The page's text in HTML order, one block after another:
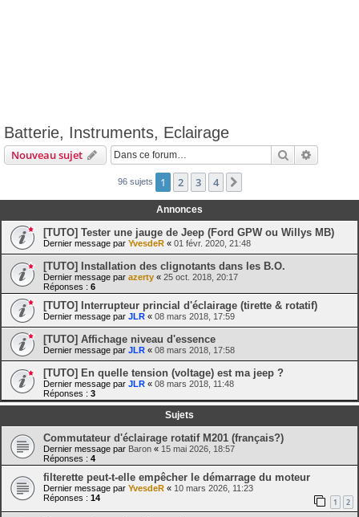
Batterie, Instruments, Eclairage
Nouveau sujet Rechercher
96 sujets 1 2 3 4
Annonces
[TUTO] Tester une jauge de Jeep (Ford GPW ou Willys MB)
Dernier message par YvesdeR « 01 févr. 2020, 21:48
[TUTO] Installation des clignotants dans les B.O.
Dernier message par azerty « 25 oct. 2018, 20:17
Réponses : 6
[TUTO] Interrupteur princial d'éclairage (tirette & rotatif)
Dernier message par JLR « 08 mars 2018, 17:59
[TUTO] Affichage niveau d'essence
Dernier message par JLR « 08 mars 2018, 17:58
[TUTO] En quelle tension (voltage) est ma jeep ?
Dernier message par JLR « 08 mars 2018, 11:48
Réponses : 3
Sujets
Commutateur d'éclairage rotatif M201 (français?)
Dernier message par Baron « 15 mai 2026, 18:57
Réponses : 4
filterette peut-t-elle empêcher le démarrage du moteur
Dernier message par YvesdeR « 10 mars 2026, 11:23
Réponses : 14 1 2